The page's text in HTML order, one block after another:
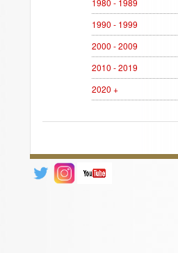
1980 - 1989
1990 - 1999
2000 - 2009
2010 - 2019
2020 +